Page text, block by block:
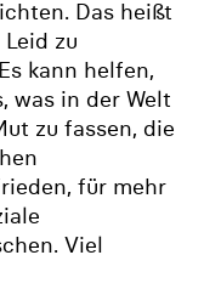
Das heißt
zu
kann helfen,
was in der Welt
zu fassen, die
für mehr
Viel